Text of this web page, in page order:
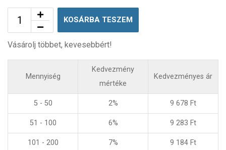
KOSÁRBA TESZEM
Vásárolj többet, kevesebbért!
Mennyiség
Kedvezmény
mértéke
Kedvezményes ár
5 - 50 2% 9 678 Ft
51 - 100 6% 9 283 Ft
101 - 200 7% 9 184 Ft